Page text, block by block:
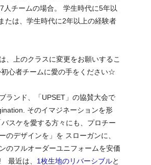
チームの場合。 学生時代に5年以
たは、学生時代に2年以上の経験者
、上のクラスに変更をお願いするこ
心者チームに愛の手をください☆
ランド、「UPSET」の協賛大会で
そのイマジネーションを形
スケを愛する方々にも、プロチー
のデザインを」を スローガンに、
のフルオーダーユニフォームを安価
最近は、 1枚生地のリバーシブルと